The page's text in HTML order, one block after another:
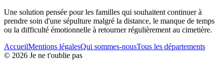
Une solution pensée pour les familles qui souhaitent continuer à
prendre soin d'une sépulture malgré la distance, le manque de temps
ou la difficulté émotionnelle à retourner régulièrement au cimetière.
AccueilMentions légalesQui sommes-nousTous les départements
© 2026 Je ne t'oublie pas